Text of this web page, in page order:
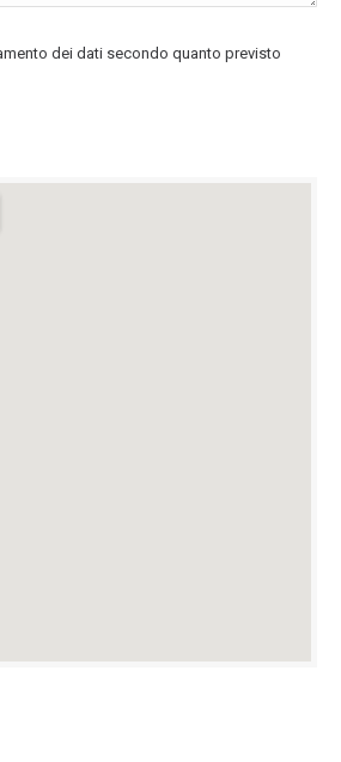
dei dati secondo quanto previsto